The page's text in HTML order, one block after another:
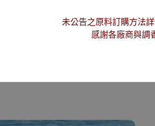
未公告之原料訂購方法
感謝各廠商與調